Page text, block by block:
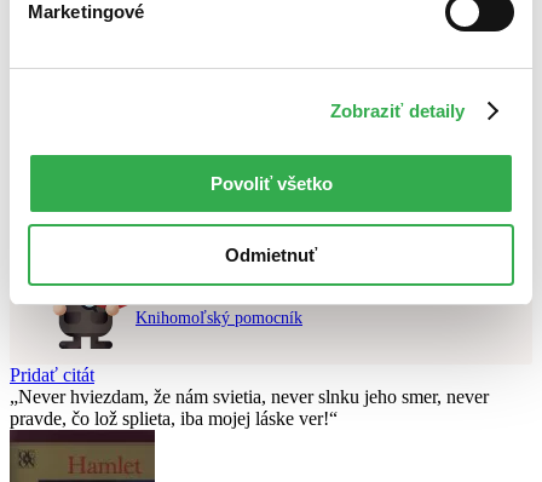
Marketingové
Zobraziť detaily
Povoliť všetko
Odmietnuť
Najlacnejšie
Nebol nájdený
Skúste prosím zmeniť vyhľadávaný výraz.
Chcete poradiť knihu?
Knihomoľský pomocník
Pridať citát
Never hviezdam, že nám svietia, never slnku jeho smer, never
pravde, čo lož splieta, iba mojej láske ver!